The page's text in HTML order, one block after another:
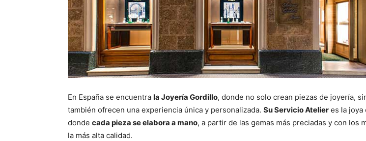
En España se encuentra la Joyería Gordillo, donde no solo crean piezas de joyería,
también ofrecen una experiencia única y personalizada. Su Servicio Atelier es la joya
donde cada pieza se elabora a mano, a partir de las gemas más preciadas y con los
la más alta calidad.